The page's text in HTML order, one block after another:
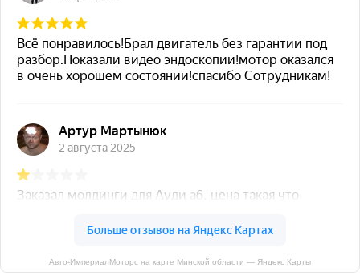
Авто-ИмпериалМоторс на карте Минской области — Яндекс Карты